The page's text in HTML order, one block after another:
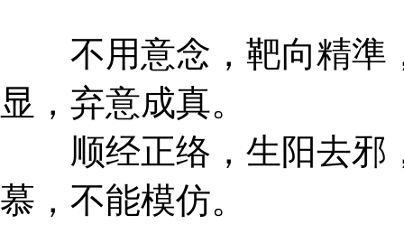
不用意念，靶向精準
显，弃意成真。
顺经正络，生阳去邪
慕，不能模仿。